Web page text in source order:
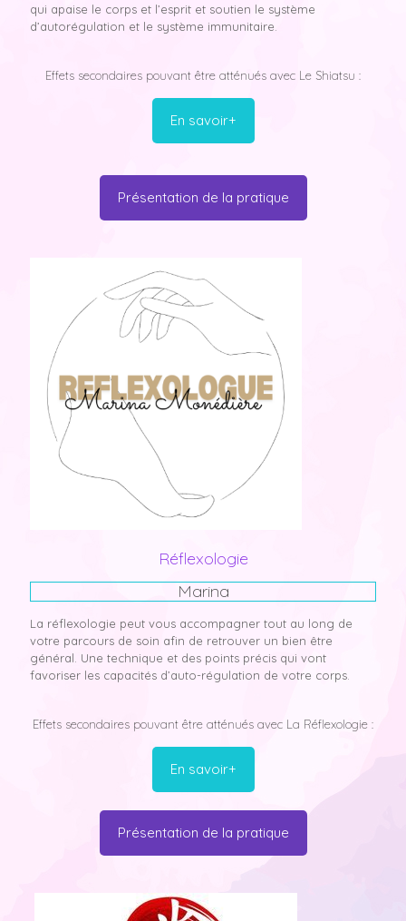
qui apaise le corps et l’esprit et soutien le système
d’autorégulation et le système immunitaire.
Effets secondaires pouvant être atténués avec Le Shiatsu :
En savoir+
Présentation de la pratique
Réflexologie
Marina
La réflexologie peut vous accompagner tout au long de
votre parcours de soin afin de retrouver un bien être
général. Une technique et des points précis qui vont
favoriser les capacités d’auto-régulation de votre corps.
Effets secondaires pouvant être atténués avec La Réflexologie :
En savoir+
Présentation de la pratique